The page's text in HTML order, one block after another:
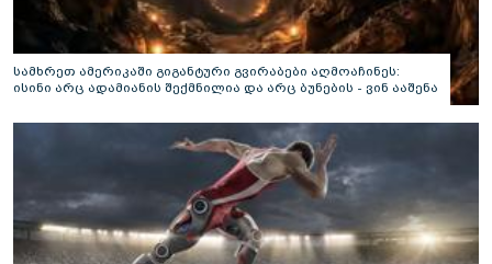
სამხრეთ ამერიკაში გიგანტური გვირაბები აღმოაჩინეს:
ისინი არც ადამიანის შექმნილია და არც ბუნების - ვინ ააშენა